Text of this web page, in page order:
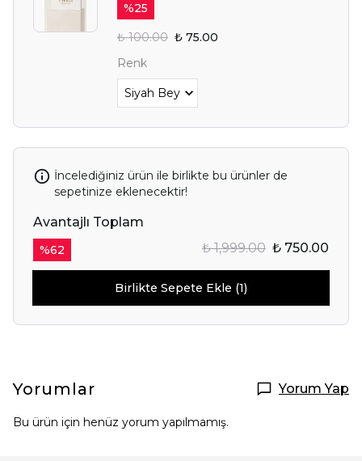
%25
₺ 100.00 ₺ 75.00
Renk
İncelediğiniz ürün ile birlikte bu ürünler de
sepetinize eklenecektir!
Avantajlı Toplam
%62 ₺ 1,999.00 ₺ 750.00
Birlikte Sepete Ekle (1)
Yorumlar Yorum Yap
Bu ürün için henüz yorum yapılmamış.